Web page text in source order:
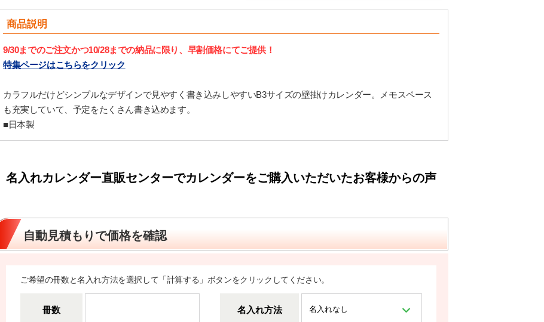
商品説明
9/30までのご注文かつ10/28までの納品に限り、早割価格にてご提供！
特集ページはこちらをクリック
カラフルだけどシンプルなデザインで見やすく書き込みしやすいB3サイズの壁掛けカレンダー。メモスペース
も充実していて、予定をたくさん書き込めます。
■日本製
名入れカレンダー直販センターでカレンダーをご購入いただいたお客様からの声
自動見積もりで価格を確認
ご希望の冊数と名入れ方法を選択して「計算する」ボタンをクリックしてください。
冊数 名入れ方法